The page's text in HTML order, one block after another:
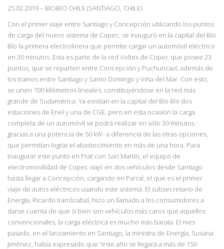
25.02.2019– BIOBIO CHILE (SANTIAGO, CHILE)
Con el primer viaje entre Santiago y Concepción utilizando los puntos
de carga del nuevo sistema de Copec, se inauguró en la capital del Bío
Bío la primera electrolinera que permite cargar un automóvil eléctrico
en 30 minutos. Esta es parte de la red Voltex de Copec que posee 23
puntos, que se reparten entre Concepción y Puchuncaví, además de
los tramos entre Santiago y Santo Domingo y Viña del Mar. Con esto,
se unen 700 kilómetros lineales, constituyéndose en la red más
grande de Sudamérica. Ya existían en la capital del Bío Bío dos
estaciones de Enel y una de CGE, pero en esta ocasión la carga
completa de un automóvil se podrá realizar en sólo 30 minutos -
gracias a una potencia de 50 kW- a diferencia de las otras opciones,
que permitían lograr el abastecimiento en más de una hora. Para
inaugurar este punto en Prat con San Martín, el equipo de
electromovilidad de Copec viajó en dos vehículos desde Santiago
hasta llegar a Concepción, cargando en Parral, el que es el primer
viaje de autos eléctricos usando este sistema. El subsecretario de
Energía, Ricardo Irarrázabal, hizo un llamado a los consumidores a
darse cuenta de que si bien son vehículos más caros que aquellos
convencionales, la carga eléctrica es mucho más barata. El mes
pasado, en el lanzamiento en Santiago, la ministra de Energía, Susana
Jiménez, había expresado que “este año se llegará a más de 150